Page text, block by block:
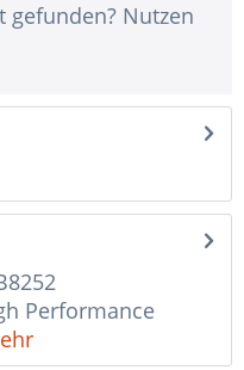
die Montage
Nutzen
Performance